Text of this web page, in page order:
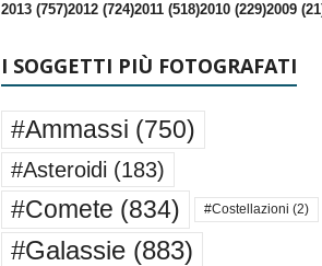
2013 (757)2012 (724)2011 (518)2010 (229)2009
I SOGGETTI PIÙ FOTOGRAFATI
#Ammassi (750)
#Asteroidi (183)
#Comete (834) #Costellazioni (2)
#Galassie(883)